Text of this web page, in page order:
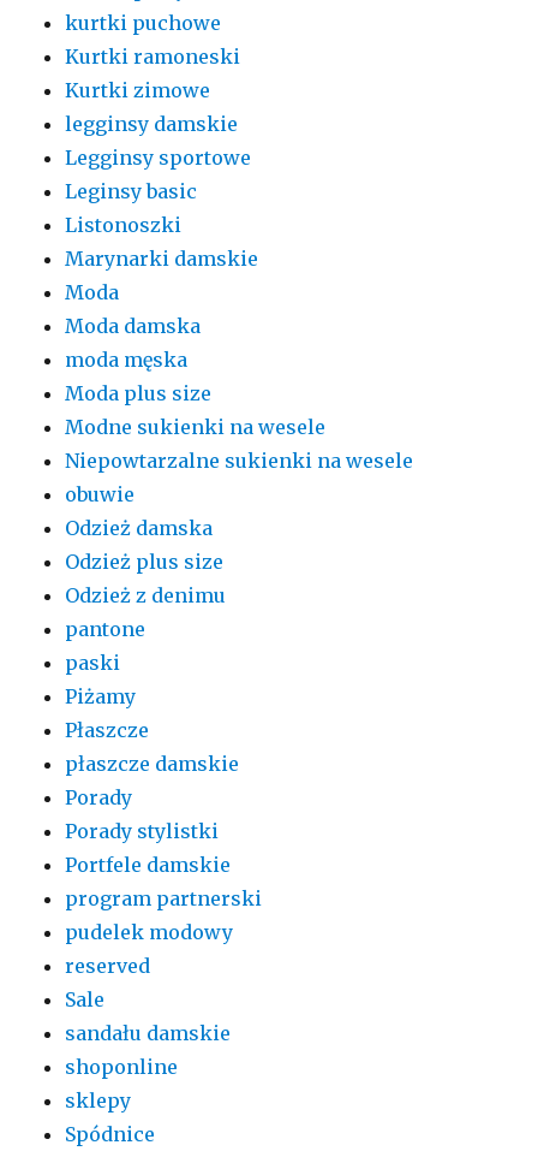
kurtki puchowe
Kurtki ramoneski
Kurtki zimowe
legginsy damskie
Legginsy sportowe
Leginsy basic
Listonoszki
Marynarki damskie
Moda
Moda damska
moda męska
Moda plus size
Modne sukienki na wesele
Niepowtarzalne sukienki na wesele
obuwie
Odzież damska
Odzież plus size
Odzież z denimu
pantone
paski
Piżamy
Płaszcze
płaszcze damskie
Porady
Porady stylistki
Portfele damskie
program partnerski
pudelek modowy
reserved
Sale
sandału damskie
shoponline
sklepy
Spódnice